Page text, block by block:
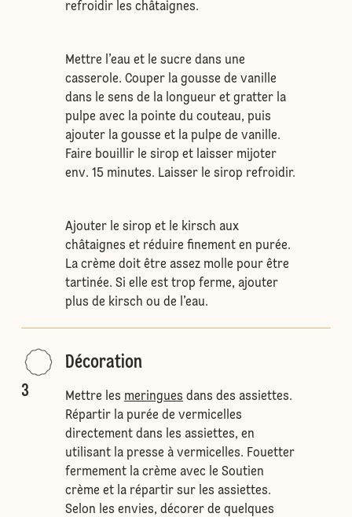
refroidir les châtaignes.
Mettre l’eau et le sucre dans une
casserole. Couper la gousse de vanille
dans le sens de la longueur et gratter la
pulpe avec la pointe du couteau, puis
ajouter la gousse et la pulpe de vanille.
Faire bouillir le sirop et laisser mijoter
env. 15 minutes. Laisser le sirop refroidir.
Ajouter le sirop et le kirsch aux
châtaignes et réduire finement en purée.
La crème doit être assez molle pour être
tartinée. Si elle est trop ferme, ajouter
plus de kirsch ou de l’eau.
3
Décoration
Mettre les meringues dans des assiettes.
Répartir la purée de vermicelles
directement dans les assiettes, en
utilisant la presse à vermicelles. Fouetter
fermement la crème avec le Soutien
crème et la répartir sur les assiettes.
Selon les envies, décorer de quelques